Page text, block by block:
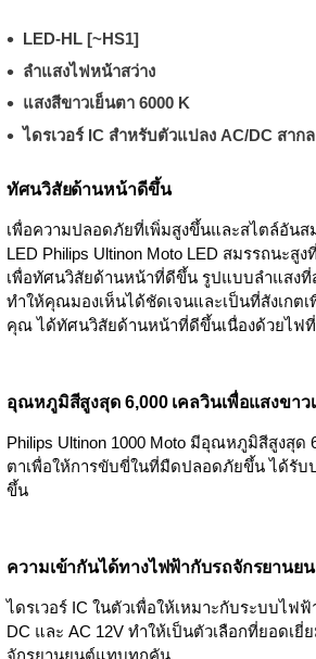
LED-HL [~HS1]
ลำแสงไฟหน้าสว่าง
แสงสีขาวเย็นตา 6000 K
ไดรเวอร์ IC สำหรับตัวแปลง AC/DC สากล
ทัศนวิสัยด้านหน้าดีขึ้น
เพื่อความปลอดภัยที่เพิ่มสูงขึ้นและสไตล์อัน
LED Philips Ultinon Moto LED สมรรถนะสู
เพื่อทัศนวิสัยด้านหน้าที่ดีขึ้น รูปแบบลำแสงที่
ทำให้คุณมองเห็นได้ชัดเจนและเป็นที่สังเกต
คุณ ได้ทัศนวิสัยด้านหน้าที่ดีขึ้นเนื่องด้วยไฟ
อุณหภูมิสีสูงสุด 6,000 เคลวินเพื่อแสงขาว
Philips Ultinon 1000 Moto มีอุณหภูมิสีสูงสุด
ตาเพื่อให้การขับขี่ในที่มืดปลอดภัยขึ้น ได้รับ
ขึ้น
ความเข้ากันได้ทางไฟฟ้ากับรถจักรยานย
ไดรเวอร์ IC ในตัวเพื่อให้เหมาะกับระบบไฟ
DC และ AC 12V ทำให้เป็นตัวเลือกที่ยอดเ
จักรยานยนต์แทบทุกคัน